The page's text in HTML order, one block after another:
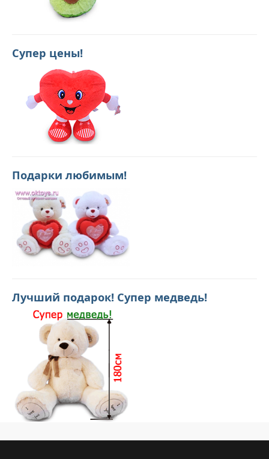
Супер цены!
Подарки любимым!
Лучший подарок! Супер медведь!